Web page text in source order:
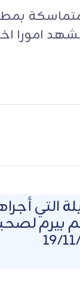
متماسكة
امورا
التي
بيرم
19/